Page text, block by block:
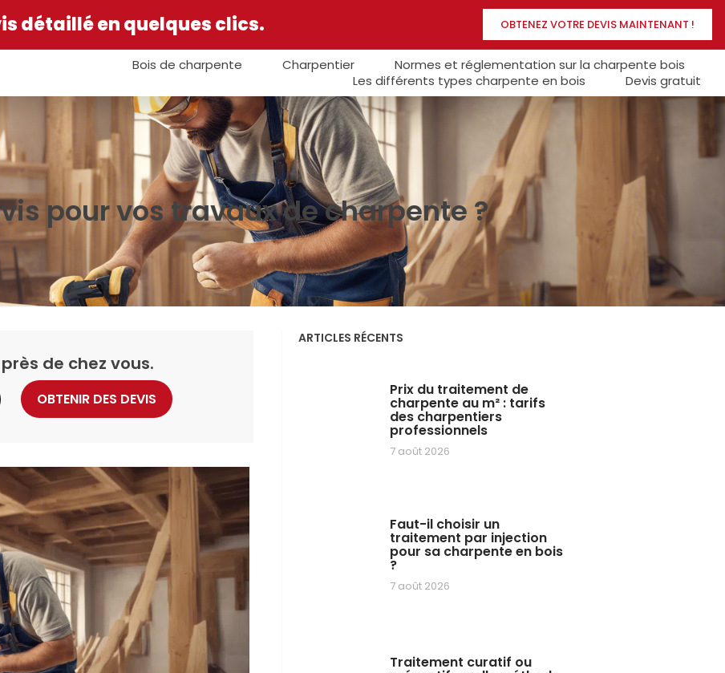
détaillé en quelques clics. OBTENEZ VOTRE DEVIS MAINTENANT !
Bois de charpente Charpentier
Normes et réglementation sur la charpente bois
Les différents types charpente en bois
Devis gratuit
pour vos travaux de charpente ?
de chez vous.
OBTENIR DES DEVIS
ARTICLES RÉCENTS
Prix du traitement de
charpente au m² : tarifs
des charpentiers
professionnels
7 août 2026
Faut-il choisir un
traitement par injection
pour sa charpente en bois
?
7 août 2026
Traitement curatif ou